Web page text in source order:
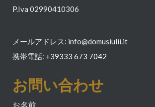
P.Iva 02990410306
メールアドレス: info@domusiulii.it
携帯電話: +39333 673 7042
お問い合わせ
お名前